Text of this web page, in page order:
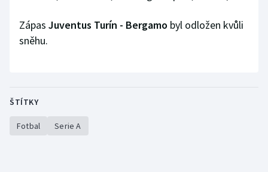
Zápas Juventus Turín - Bergamo byl odložen kvůli
sněhu.
ŠTÍTKY
Fotbal Serie A